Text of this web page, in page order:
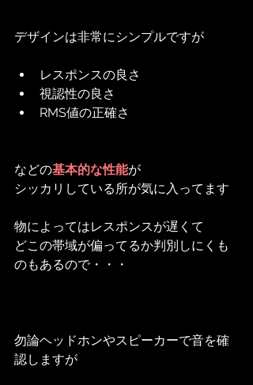
デザインは非常にシンプルですが
レスポンスの良さ
視認性の良さ
RMS値の正確さ
などの基本的な性能が
シッカリしている所が気に入ってます
物によってはレスポンスが遅くて
どこの帯域が偏ってるか判別しにくも
のもあるので・・・
勿論ヘッドホンやスピーカーで音を確
認しますが